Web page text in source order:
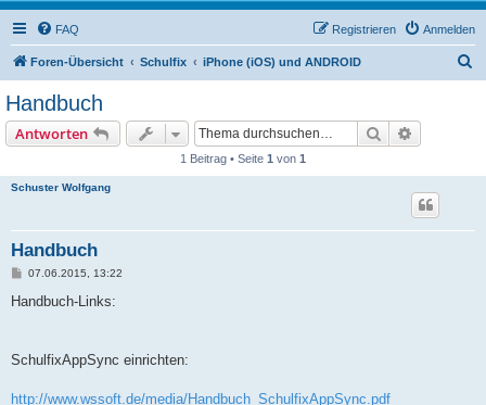
FAQ Anmelden
Registrieren
Foren-Übersicht Schulfix iPhone (iOS) und ANDROID
Handbuch
Antworten Suche
1 Beitrag • Seite 1 von 1
Schuster Wolfgang
Handbuch
B
i
07.06.2015, 13:22
Handbuch-Links:
SchulfixAppSync einrichten:
http://www.wssoft.de/media/Handbuch_SchulfixAppSync.pdf